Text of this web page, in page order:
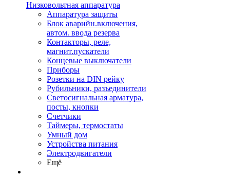
Низковольтная аппаратура
Аппаратура защиты
Блок аварийн.включения,
автом. ввода резерва
Контакторы, реле,
магнит.пускатели
Концевые выключатели
Приборы
Розетки на DIN рейку
Рубильники, разъединители
Светосигнальная арматура,
посты, кнопки
Счетчики
Таймеры, термостаты
Умный дом
Устройства питания
Электродвигатели
Ещё